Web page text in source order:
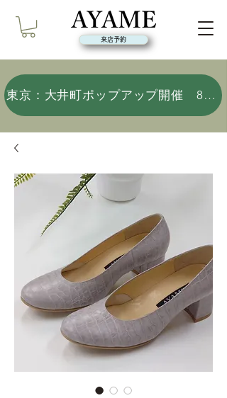
来店予約
東京：大井町ポップアップ開催 8/9(日)